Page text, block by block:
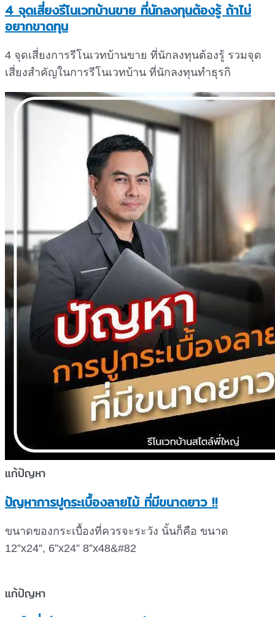
4 จุดเสี่ยงรีโนเวทบ้านขาย ที่นักลงทุนต้องรู้ ถ้าไม่
อยากขาดทุน
4 จุดเสี่ยงการรีโนเวทบ้านขาย ที่นักลงทุนต้องรู้ รวมจุด
เสี่ยงสำคัญในการรีโนเวทบ้าน ที่นักลงทุนทำธุรกิ
แก้ปัญหา
ปัญหาการปูกระเบื้องลายไม้ ที่มีขนาดยาว !!
ขนาดของกระเบื้องที่ควรจะระวัง นั้นก็คือ ขนาด
12”x24”, 6”x24” 8”x48&#82
แก้ปัญหา